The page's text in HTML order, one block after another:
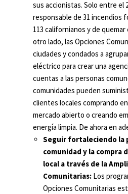
sus accionistas. Solo entre el
responsable de 31 incendios
113 californianos y de
otro lado, las Opciones
ciudades y condados a
eléctrico para crear una
cuentas a las personas
comunidades pueden
clientes locales comprando
mercado abierto o creando
energía limpia. De ahora en
Seguir fortaleciendo la
comunidad y la compra
local a través de la
Comunitarias: Los
Opciones Comunitarias